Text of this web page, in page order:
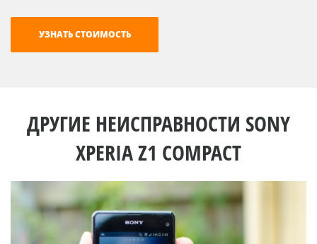
ДРУГИЕ НЕИСПРАВНОСТИ SONY
XPERIA Z1 COMPACT